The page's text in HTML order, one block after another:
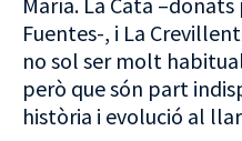
Fuentes-, i La
no sol ser molt
però que són part
història i evolució al